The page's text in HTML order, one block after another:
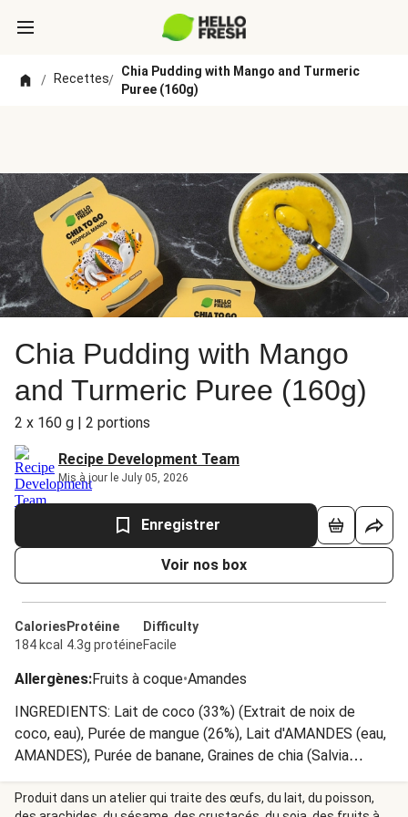
/ Recettes/
Chia Pudding with Mango and Turmeric
Puree (160g)
Chia Pudding with Mango
and Turmeric Puree (160g)
2 x 160 g | 2 portions
Recipe Development Team
Mis à jour le July 05, 2026
Enregistrer
Voir nos box
Calories
184 kcal
Protéine
4.3g protéine
Difficulty
Facile
Allergènes:Fruits à coque•Amandes
INGREDIENTS: Lait de coco (33%) (Extrait de noix de
coco, eau), Purée de mangue (26%), Lait d'AMANDES (eau,
AMANDES), Purée de banane, Graines de chia (Salvia
hispanica)(12%), Dattes, Jus de citron, Curcuma en poudre,
Antioxydant: Acide ascorbique. CONSERVATION: Conserver
Produit dans un atelier qui traite des œufs, du lait, du poisson,